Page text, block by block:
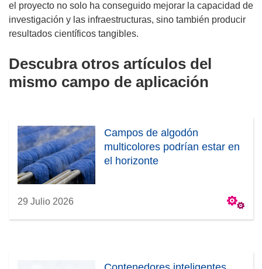
el proyecto no solo ha conseguido mejorar la capacidad de
investigación y las infraestructuras, sino también producir
resultados científicos tangibles.
Descubra otros artículos del
mismo campo de aplicación
Campos de algodón
multicolores podrían estar en
el horizonte
29 Julio 2026